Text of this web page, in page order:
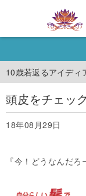
10歳若返るアイディ
頭皮をチェッ
18年08月29日
『今！どうなんだろ